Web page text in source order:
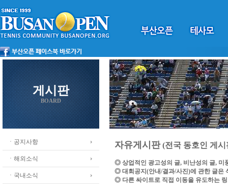
게시판
BOARD
ㆍ공지사항
ㆍ해외소식
ㆍ국내소식
자유게시판(전국 동호인 게시
◎ 상업적인 광고성의 글, 비난성의 글, 미
◎ 대회공지(안내/결과/사진)에 관한 글은
◎ 다른 싸이트로 직접 이동을 유도하는